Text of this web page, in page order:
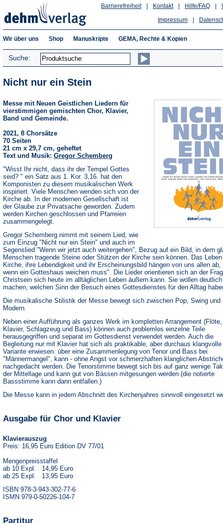
Hilfe/FAQ
Kontakt
Barrierefreiheit
Impressum
Wir über uns Shop Manuskripte GEMA, Rechte & Kopien
Suche:
Nicht nur ein Stein
Messe mit Neuen Geistlichen Liedern für
vierstimmigen gemischten Chor, Klavier,
Band und Gemeinde.
2021, 8 Chorsätze
70 Seiten
21 cm x 29,7 cm, geheftet
Text und Musik: Gregor Schemberg
"Wisst Ihr nicht, dass ihr der Tempel Gottes
seid? " ein Satz aus 1. Kor. 3,16. hat den
Komponisten zu diesem musikalischen Werk
inspiriert. Viele Menschen wenden sich von der
Kirche ab. In der modernen Gesellschaft ist
der Glaube zur Privatsache geworden. Zudem
werden Kirchen geschlossen und Pfarreien
zusammengelegt.
Gregor Schemberg nimmt mit seinem Lied, wie
zum Einzug "Nicht nur ein Stein" und auch im
Segenslied "Wenn wir jetzt auch weitergehen", Bezug auf ein Bild, in dem
Menschen tragende Steine oder Stützen der Kirche sein können. Das
Kirche, ihre Lebendigkeit und ihr Erscheinungsbild hängen von uns allen
wenn ein Gotteshaus weichen muss". Die Lieder orientieren sich an der
Christsein sich heute im alltäglichen Leben äußern kann. Sie wollen deutlich
machen, welchen Sinn der Besuch eines Gottesdienstes für den Alltag
Die musikalische Stilistik der Messe bewegt sich zwischen Pop, Swing und
Modern.
Neben einer Aufführung als ganzes Werk im kompletten Arrangement (Flöte,
Klavier, Schlagzeug und Bass) können auch problemlos einzelne Teile
herausgegriffen und separat im Gottesdienst verwendet werden. Auch die
Begleitung nur mit Klavier hat sich als praktikable, aber durchaus klangvolle
Variante erwiesen. über eine Zusammenlegung von Tenor und Bass bei
"Männermangel", kann - ohne Angst vor schmerzhaften klanglichen
nachgedacht werden. Die Tenorstimme bewegt sich bis auf ganz wenige
der Mittellage und kann gut von Bässen mitgesungen werden (die notierte
Bassstimme kann dann entfallen.)
Die Messe kann in jedem Abschnitt des Kirchenjahres sinnvoll eingesetzt
Ausgabe für Chor und Klavier
Klavierauszug
Preis: 16,95 Euro Edition DV 77/01
Mengenpreisstaffel
ab 10 Expl. 14,95 Euro
ab 25 Expl. 13,95 Euro
ISBN 978-3-943-302-77-6
ISMN 979-0-50226-104-7
Partitur